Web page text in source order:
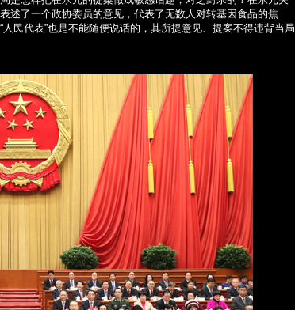
述了一个政协委员的意见，代表了无数人对转基因食品的焦
民代表”也是不能随便说话的，其所提意见、提案不得违背当局